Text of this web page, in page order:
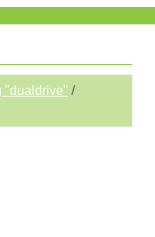
"dualdrive" /